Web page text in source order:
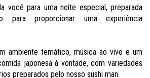
você para uma noite especial, preparada
para proporcionar uma experiência
ambiente temático, música ao vivo e um
japonesa à vontade, com variedades
preparados pelo nosso sushi man.